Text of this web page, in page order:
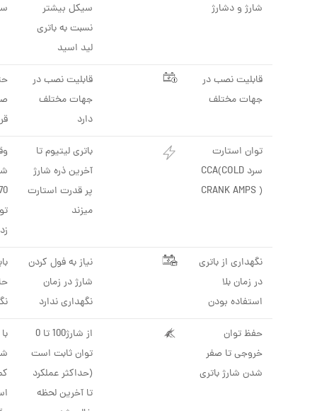
شارژ و دشارژ
سیکل بیشتر
نسبت به باتری
لید اسید
قابلیت نصب در
جهات مختلف
قابلیت نصب در
جهات مختلف
دارد
توان استارت
سرد CCA(COLD
CRANK AMPS )
باتری لیتیوم تا
آخرین ذره شارژ
پر قدرت استارت
میزند
نگهداری از باتری
در زمان بلا
استفاده بودن
نیاز به فول کردن
شارژ در زمان
نگهداری ندارد
حفظ توان
خروجی تا صفر
شدن شارژ باتری
از شارژ100 تا 0
توان ثابت است
(حداکثر عملکرد
تا آخرین لحظه